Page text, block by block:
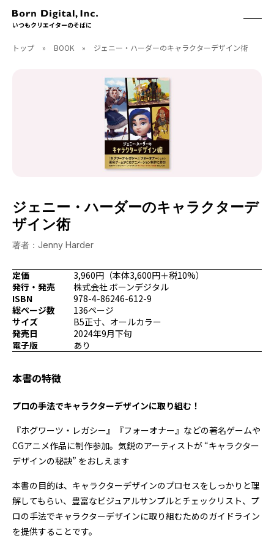
いつもクリエイターのそばに
ABOUT
CGWORLD
CGWORLD.jp
BOOK
刊行順
ゲーム/CG
映像/映画/アニメ
プログラミング/ウェブ
ファッション/デザイン/他
SEMINAR
チュートリアル
トップ » BOOK » ジェニー・ハーダーのキャラクターデザイン術
ジェニー・ハーダーのキャラクターデ
ザイン術
著者：Jenny Harder
定価
3,960円（本体3,600円＋税10%）
発行・発売
株式会社 ボーンデジタル
ISBN
978-4-86246-612-9
総ページ数
136ページ
サイズ
B5正寸、オールカラー
発売日
2024年9月下旬
電子版
あり
本書の特徴
プロの手法でキャラクターデザインに取り組む！
『ホグワーツ・レガシー』『フォーオナー』などの著名ゲームや
CGアニメ作品に制作参加。気鋭のアーティストが “キャラクター
デザインの秘訣” をおしえます
本書の目的は、キャラクターデザインのプロセスをしっかりと理
解してもらい、豊富なビジュアルサンプルとチェックリスト、プ
ロの手法でキャラクターデザインに取り組むためのガイドライン
を提供することです。